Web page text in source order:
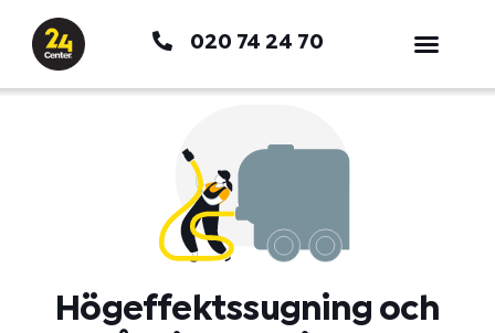
innehåll
020 74 24 70
Högeffektssugning och